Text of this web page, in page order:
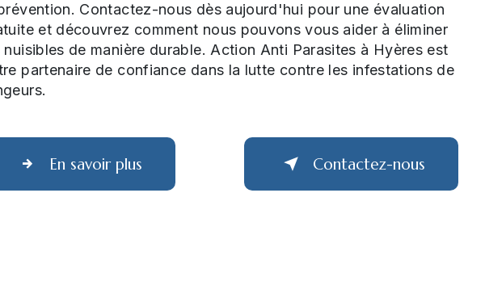
Contactez-nous dès aujourd'hui pour une évaluation
et découvrez comment nous pouvons vous aider à éliminer
nuisibles de manière durable. Action Anti Parasites à Hyères est
partenaire de confiance dans la lutte contre les infestations de
En savoir plus Contactez-nous